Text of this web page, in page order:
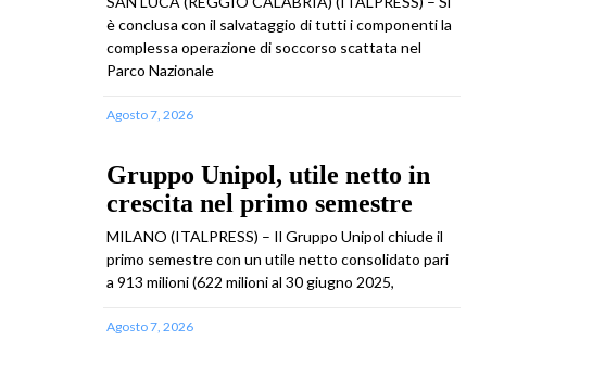
è conclusa con il salvataggio di tutti i componenti la
complessa operazione di soccorso scattata nel
Parco Nazionale
Agosto 7, 2026
Gruppo Unipol, utile netto in
crescita nel primo semestre
MILANO (ITALPRESS) – Il Gruppo Unipol chiude il
primo semestre con un utile netto consolidato pari
a 913 milioni (622 milioni al 30 giugno 2025,
Agosto 7, 2026